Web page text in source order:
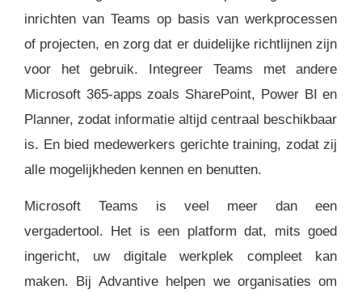
inrichten van Teams op basis van werkprocessen
of projecten, en zorg dat er duidelijke richtlijnen zijn
voor het gebruik. Integreer Teams met andere
Microsoft 365-apps zoals SharePoint, Power BI en
Planner, zodat informatie altijd centraal beschikbaar
is. En bied medewerkers gerichte training, zodat zij
alle mogelijkheden kennen en benutten.
Microsoft Teams is veel meer dan een
vergadertool. Het is een platform dat, mits goed
ingericht, uw digitale werkplek compleet kan
maken. Bij Advantive helpen we organisaties om